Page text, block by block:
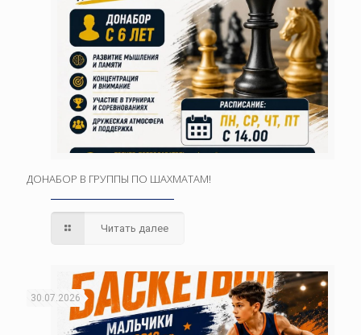
ДОНАБОР В ГРУППЫ ПО ШАХМАТАМ!
Читать далее
30.07.2026